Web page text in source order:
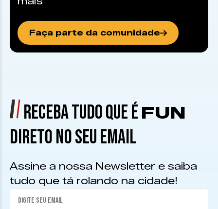
Faça parte da comunidade
RECEBA TUDO QUE É FUN
DIRETO NO SEU EMAIL
Assine a nossa Newsletter e saiba
tudo que tá rolando na cidade!